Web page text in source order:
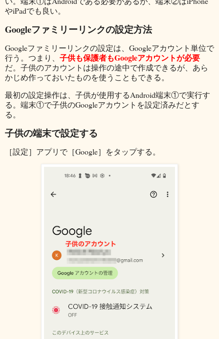
やiPadでも良い。
Googleファミリーリンクの設定方法
Googleファミリーリンクの設定は、Googleアカウント単位で
行う。つまり、 子供も保護者もGoogleアカウントが必要
だ。子供のアカウントは操作の途中で作成できるが、あら
かじめ作っておいたものを使うこともできる。
最初の設定操作は、子供が使用するAndroid端末①で実行す
る。端末①で子供のGoogleアカウントを設定済みだとす
る。
子供の端末で設定する
［設定］アプリで［Google］をタップする。